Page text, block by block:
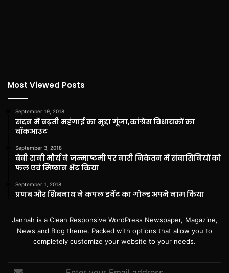
Most Viewed Posts
September 19, 2018
सदन में बढ़ती महंगाई का मुद्दा गूंजा,कांग्रेस विधायकों का
वॉकआउट
September 3, 2018
बेबी रानी मौर्य ने जन्माष्टमी पर नारी निकेतन में संवासिनियों को
फल एवं मिष्ठान भेंट किया
September 1, 2018
प्रणब और शिबनाथ ने कपल इवेंट का गोल्ड अपने नाम किया
Jannah is a Clean Responsive WordPress Newspaper, Magazine,
News and Blog theme. Packed with options that allow you to
completely customize your website to your needs.